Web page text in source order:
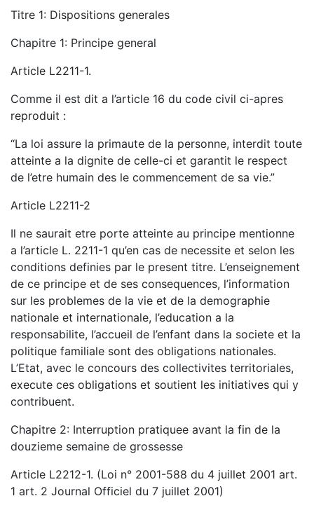
Titre 1: Dispositions generales
Chapitre 1: Principe general
Article L2211-1.
Comme il est dit a l’article 16 du code civil ci-apres
reproduit :
“La loi assure la primaute de la personne, interdit toute
atteinte a la dignite de celle-ci et garantit le respect
de l’etre humain des le commencement de sa vie.”
Article L2211-2
Il ne saurait etre porte atteinte au principe mentionne
a l’article L. 2211-1 qu’en cas de necessite et selon les
conditions definies par le present titre. L’enseignement
de ce principe et de ses consequences, l’information
sur les problemes de la vie et de la demographie
nationale et internationale, l’education a la
responsabilite, l’accueil de l’enfant dans la societe et la
politique familiale sont des obligations nationales.
L’Etat, avec le concours des collectivites territoriales,
execute ces obligations et soutient les initiatives qui y
contribuent.
Chapitre 2: Interruption pratiquee avant la fin de la
douzieme semaine de grossesse
Article L2212-1. (Loi n° 2001-588 du 4 juillet 2001 art.
1 art. 2 Journal Officiel du 7 juillet 2001)